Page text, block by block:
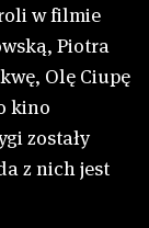
w filmie
Piotra
Olę Ciupę
kino
zostały
z nich jest